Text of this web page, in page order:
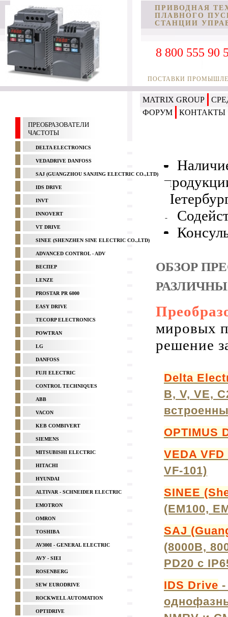
ПРИВОДНАЯ
ПЛАВНОГО
СТАНЦИИ
ПОСТАВКИ
8 800 555 90
MATRIX GROUP
ФОРУМ
КОНТАКТЫ
ПРЕОБРАЗОВАТЕЛИ
ЧАСТОТЫ
DELTA ELECTRONICS
VEDADRIVE DANFOSS
SAJ (GUANGZHOU SANJING ELECTRIC CO.,LTD)
IDS DRIVE
INVT
INNOVERT
VT DRIVE
SINEE (SHENZHEN SINE ELECTRIC CO.,LTD)
ADVANCED CONTROL - ADV
ВЕСПЕР
LENZE
PROSTAR PR 6000
EASY DRIVE
TECORP ELECTRONICS
POWTRAN
LG
DANFOSS
FUJI ELECTRIC
CONTROL TECHNIQUES
ABB
VACON
KEB COMBIVERT
SIEMENS
MITSUBISHI ELECTRIC
HITACHI
HYUNDAI
ALTIVAR - SCHNEIDER ELECTRIC
EMOTRON
OMRON
TOSHIBA
AV300I - GENERAL ELECTRIC
AVУ - SIEI
ROSENBERG
SEW EURODRIVE
ROCKWELL AUTOMATION
OPTIDRIVE
ОБЗОР
мировых
решение
Delta
B, V, VE,
OPTIMUS
VEDA
VF-101)
SINEE
(EM100,
SAJ
(8000B,
PD20 с
IDS Drive